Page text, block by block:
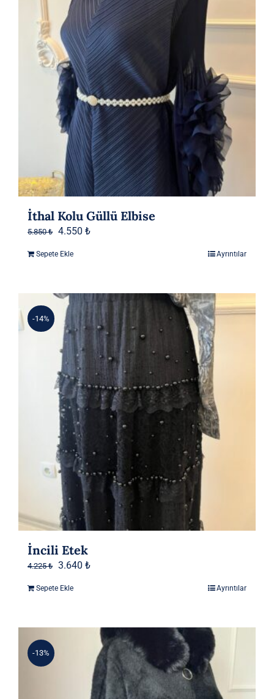
İthal Kolu Güllü Elbise
5.850₺
Orijinal
4.550 ₺Şu
Sepete Ekle Ayrıntılar
-14%
İncili Etek
4.225₺
Orijinal
3.640 ₺Şu
Sepete Ekle Ayrıntılar
-13%